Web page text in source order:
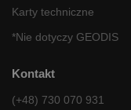
Karty techniczne
*Nie dotyczy GEODIS
Kontakt
(+48) 730 070 931